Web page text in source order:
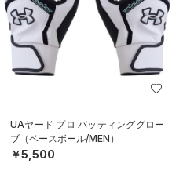
UAヤード プロ バッティンググロー
ブ（ベースボール/MEN）
￥5,500